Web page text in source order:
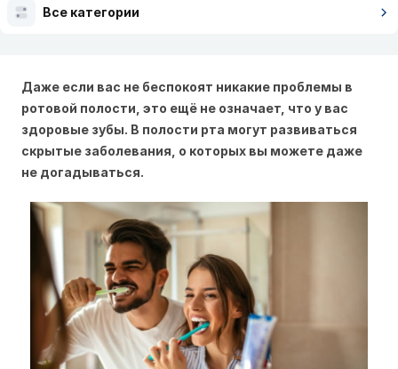
Все категории
Даже если вас не беспокоят никакие проблемы в
ротовой полости, это ещё не означает, что у вас
здоровые зубы. В полости рта могут развиваться
скрытые заболевания, о которых вы можете даже
не догадываться.